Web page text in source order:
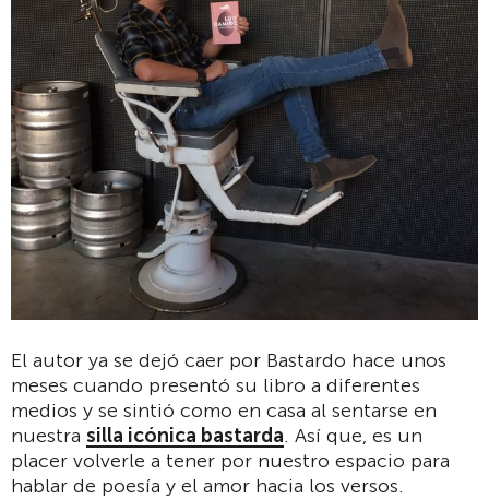
El autor ya se dejó caer por Bastardo hace unos
meses cuando presentó su libro a diferentes
medios y se sintió como en casa al sentarse en
nuestra silla icónica bastarda. Así que, es un
placer volverle a tener por nuestro espacio para
hablar de poesía y el amor hacia los versos.